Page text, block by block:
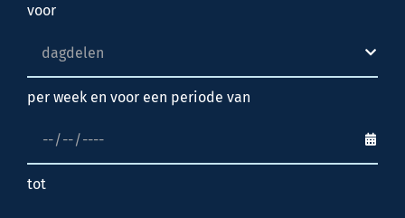
voor
per week en voor een periode van
tot